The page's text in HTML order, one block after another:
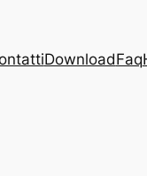
DownloadFaq